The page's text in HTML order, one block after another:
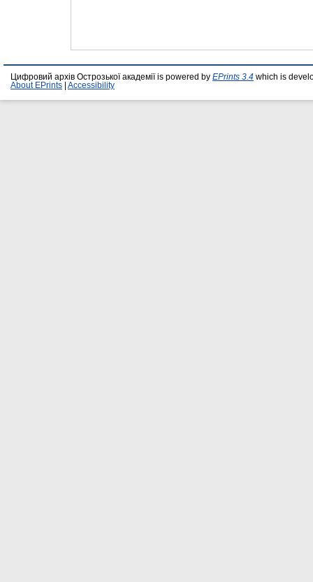
Цифровий архів Острозької академії is powered by EPrints 3.4 which is
About EPrints
Accessibility